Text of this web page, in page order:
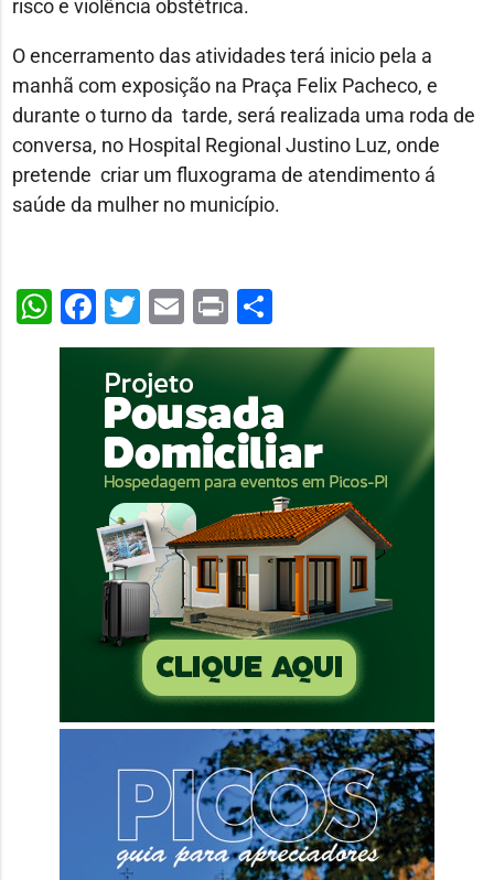
risco e violência obstétrica.
O encerramento das atividades terá inicio pela a
manhã com exposição na Praça Felix Pacheco, e
durante o turno da tarde, será realizada uma roda de
conversa, no Hospital Regional Justino Luz, onde
pretende criar um fluxograma de atendimento á
saúde da mulher no município.
WhatsApp
Facebook
Twitter
Email
PrintShare